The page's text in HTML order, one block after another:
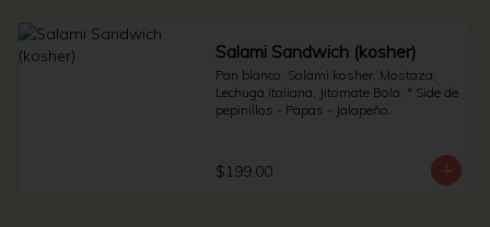
Salami Sandwich (kosher)
Pan blanco, Salami kosher, Mostaza,
Lechuga italiana, Jitomate Bola. * Side de
pepinillos - Papas - Jalapeño.
$199.00